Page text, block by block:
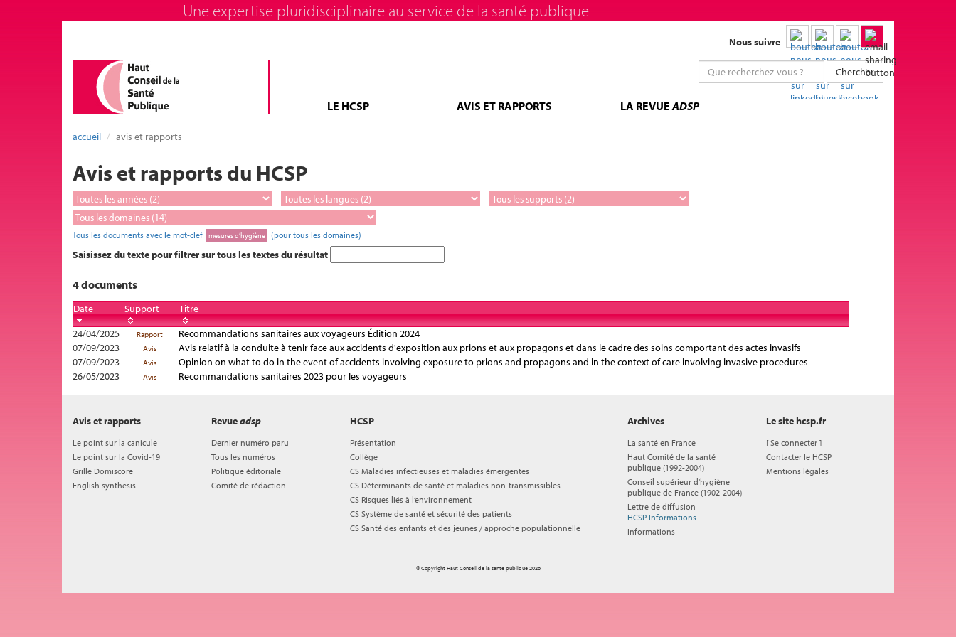
Une expertise pluridisciplinaire au service de la santé publique
Nous suivre
Chercher
LE HCSP AVIS ET RAPPORTS LA REVUEADSP
accueil avis et rapports
Avis et rapports du HCSP
Tous les documents avec le mot-clef mesures d’hygiène (pour tous les domaines)
Saisissez du texte pour filtrer sur tous les textes du résultat
4 documents
Date Support
Titre
24/04/2025
Rapport
Recommandations sanitaires aux voyageurs Édition 2024
07/09/2023
Avis
Avis relatif à la conduite à tenir face aux accidents d'exposition aux prions et aux propagons et dans le cadre des soins comportant des actes invasifs
07/09/2023
Avis
Opinion on what to do in the event of accidents involving exposure to prions and propagons and in the context of care involving invasive procedures
26/05/2023
Avis Recommandations sanitaires 2023 pour les voyageurs
HCSP
Présentation
Collège
CS Maladies infectieuses et maladies émergentes
CS Déterminants de santé et maladies non-transmissibles
CS Risques liés à l’environnement
CS Système de santé et sécurité des patients
CS Santé des enfants et des jeunes / approche populationnelle
Avis et rapports
Le point sur la canicule
Le point sur la Covid-19
Grille Domiscore
English synthesis
Revueadsp
Dernier numéro paru
Tous les numéros
Politique éditoriale
Comité de rédaction
Archives
La santé en France
Haut Comité de la santé
publique (1992-2004)
Conseil supérieur d'hygiène
publique de France (1902-2004)
Lettre de diffusion
HCSP Informations
Informations
Le site hcsp.fr
[Se connecter ]
Contacter le HCSP
Mentions légales
© Copyright Haut Conseil de la santé publique 2026